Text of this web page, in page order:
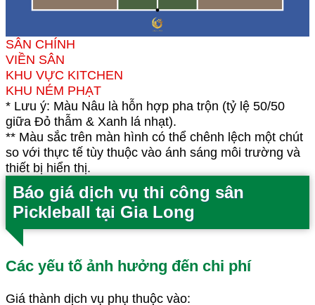
SÂN CHÍNH
VIỀN SÂN
KHU VỰC KITCHEN
KHU NÉM PHẠT
* Lưu ý: Màu Nâu là hỗn hợp pha trộn (tỷ lệ 50/50
giữa Đỏ thẫm & Xanh lá nhạt).
** Màu sắc trên màn hình có thể chênh lệch một chút
so với thực tế tùy thuộc vào ánh sáng môi trường và
thiết bị hiển thị.
Báo giá dịch vụ thi công sân
Pickleball tại Gia Long
Các yếu tố ảnh hưởng đến chi phí
Giá thành dịch vụ phụ thuộc vào: